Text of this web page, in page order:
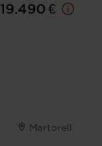
19.490 €
Martorell